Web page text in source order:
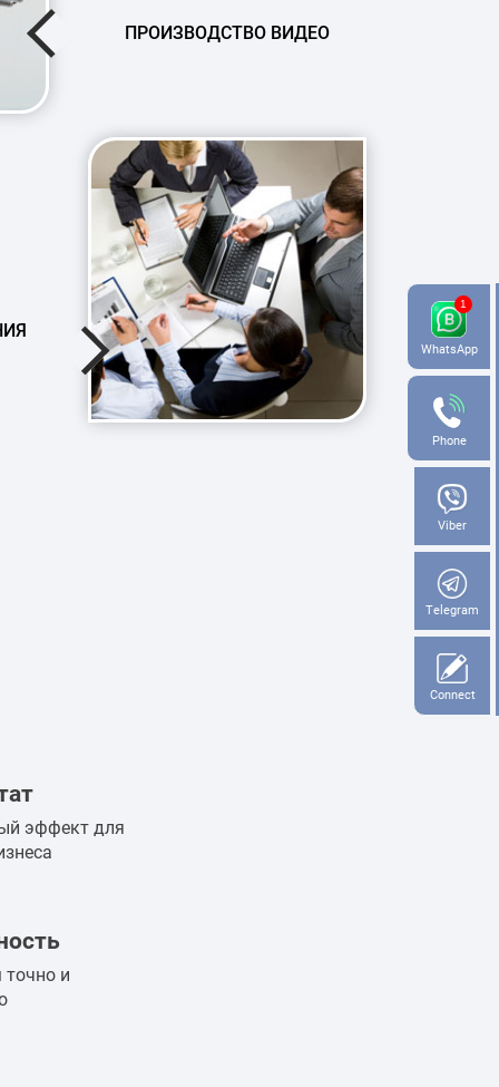
WhatsApp
Phone
Viber
Telegram
Connect
ПРОИЗВОДСТВО ВИДЕО
эффект для
и